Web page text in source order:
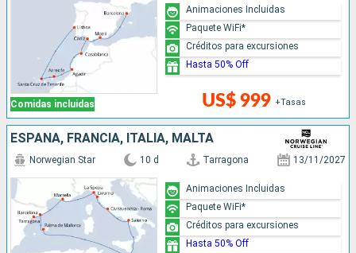
Comidas incluidas US$ 999 +Tasas
Animaciones Incluidas
Paquete WiFi*
Créditos para excursiones
Hasta 50% Off
ESPAÑA, FRANCIA, ITALIA, MALTA
Norwegian Star 10 d Tarragona 13/11/2027
Animaciones Incluidas
Paquete WiFi*
Créditos para excursiones
Hasta 50% Off